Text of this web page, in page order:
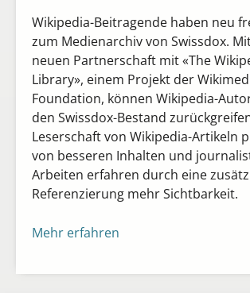
Wikipedia-Beitragende haben neu
zum Medienarchiv von Swissdox.
neuen Partnerschaft mit «The
Library», einem Projekt der
Foundation, können Wikipedia-
den Swissdox-Bestand
Leserschaft von Wikipedia-Artikeln
von besseren Inhalten und
Arbeiten erfahren durch eine
Referenzierung mehr Sichtbarkeit.
Mehr erfahren